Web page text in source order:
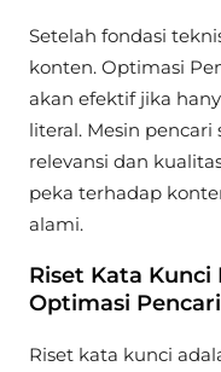
Setelah fondasi
konten. Optimasi
akan efektif jika
literal. Mesin
relevansi dan
peka terhadap
alami.
Riset Kata
Optimasi
Riset kata kunci